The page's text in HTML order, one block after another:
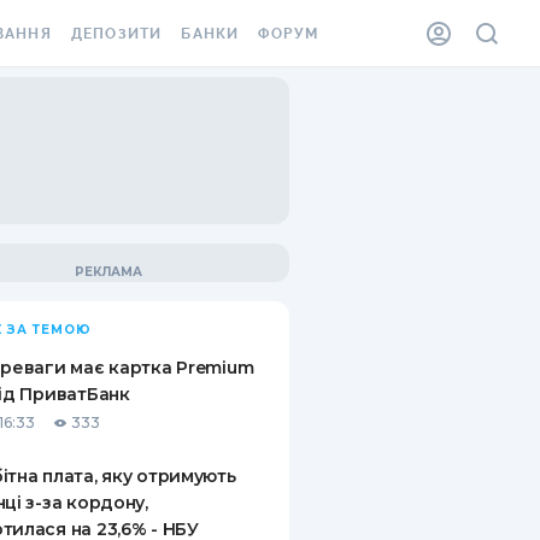
ВІНЬЄТКА
ВІД
ВИПАДКІВ
ДЕПОЗИТИ
ПИТАННЯ ТА ВІДПОВІДІ
ПУТІВНИКИ ПО
БАНКИ ФОРУМ
ЗА ТЕМОЮ
має картка Premium
ПриватБанк
333
плата, яку отримують
з-за кордону,
на 23,6% - НБУ